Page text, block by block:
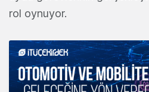
rol oynuyor.